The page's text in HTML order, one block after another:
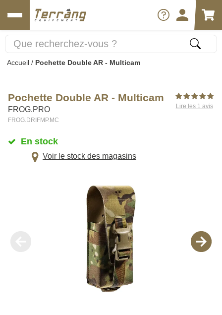
Accueil / Pochette Double AR - Multicam
Pochette Double AR - Multicam
FROG.PRO
FROG.DRIFMP.MC
Lire les 1 avis
En stock
Voir le stock des magasins